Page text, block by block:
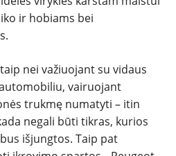
ir hobiams bei
nei važiuojant su vidaus
vairuojant
trukmę numatyti – itin
negali būti tikras, kurios
išjungtos. Taip pat